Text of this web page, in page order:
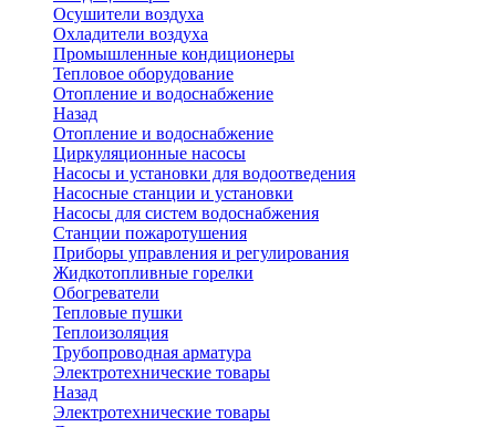
Осушители воздуха
Охладители воздуха
Промышленные кондиционеры
Тепловое оборудование
Отопление и водоснабжение
Назад
Отопление и водоснабжение
Циркуляционные насосы
Насосы и установки для водоотведения
Насосные станции и установки
Насосы для систем водоснабжения
Станции пожаротушения
Приборы управления и регулирования
Жидкотопливные горелки
Обогреватели
Тепловые пушки
Теплоизоляция
Трубопроводная арматура
Электротехнические товары
Назад
Электротехнические товары